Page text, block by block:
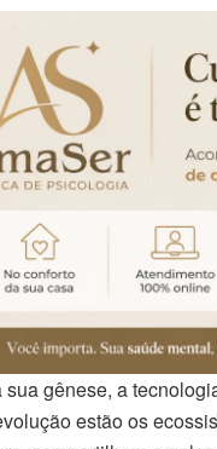
sua gênese, a
estão os